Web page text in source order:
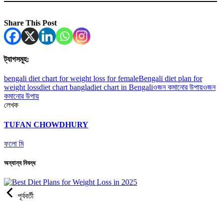
Share This Post
ট্যাগসমূহ:
bengali diet chart for weight loss for femaleBengali diet plan for
weight lossdiet chart bangladiet chart in Bengaliওজন কমানোর উপায়ওজন
কমানোর উপায়
লেখক
TUFAN CHOWDHURY
ফলো মি
অন্যান্য নিবন্ধ
পূর্ববর্তী